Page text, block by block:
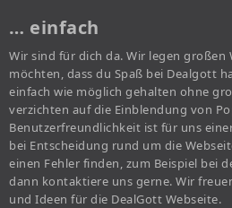
… einfach
Wir sind für dich da. Wir legen großen
möchten, dass du Spaß bei Dealgott
einfach wie möglich gehalten ohne
verzichten auf die Einblendung von
Benutzerfreundlichkeit ist für uns
bei Entscheidung rund um die
einen Fehler finden, zum Beispiel bei
dann kontaktiere uns gerne. Wir
und Ideen für die DealGott Webseite.